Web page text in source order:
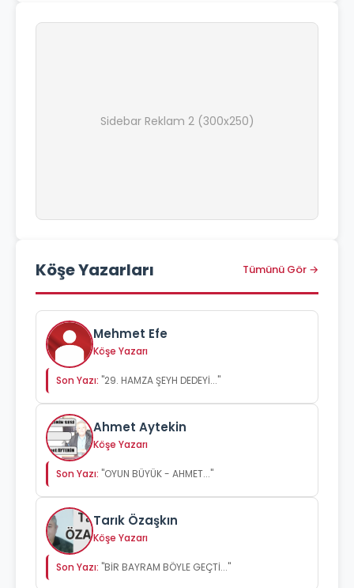
Sidebar Reklam 2 (300x250)
Köşe Yazarları Tümünü Gör →
Mehmet Efe
Köşe Yazarı
Son Yazı: "29. HAMZA ŞEYH DEDEYİ..."
Ahmet Aytekin
Köşe Yazarı
Son Yazı: "OYUN BÜYÜK - AHMET..."
Tarık Özaşkın
Köşe Yazarı
Son Yazı: "BİR BAYRAM BÖYLE GEÇTİ..."